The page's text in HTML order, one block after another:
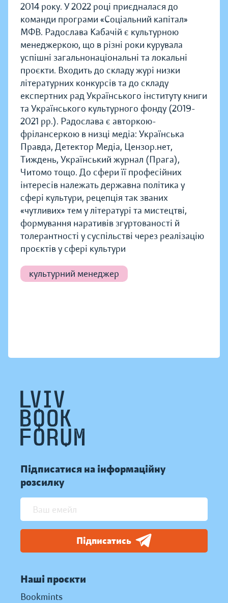
2014 року. У 2022 році приєдналася до
команди програми «Соціальний капітал»
МФВ. Радослава Кабачій є культурною
менеджеркою, що в різні роки курувала
успішні загальнонаціональні та локальні
проєкти. Входить до складу журі низки
літературних конкурсів та до складу
експертних рад Українського інституту книги
та Українського культурного фонду (2019-
2021 рр.). Радослава є авторкою-
фрілансеркою в низці медіа: Українська
Правда, Детектор Медіа, Цензор.нет,
Тиждень, Український журнал (Прага),
Читомо тощо. До сфери її професійних
інтересів належать державна політика у
сфері культури, рецепція так званих
«чутливих» тем у літературі та мистецтві,
формування наративів згуртованості й
толерантності у суспільстві через реалізацію
проєктів у сфері культури
культурний менеджер
Підписатися на інформаційну
розсилку
Підписатись
Наші проєкти
Bookmints